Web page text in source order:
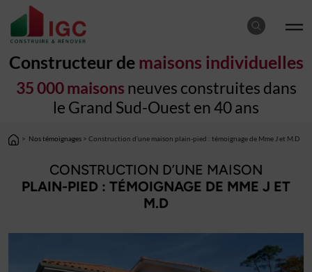
Constructeur de maisons individuelles
35 000 maisons neuves construites dans
le Grand Sud-Ouest en 40 ans
> Nos témoignages > Construction d’une maison plain-pied : témoignage de Mme J et M.D
CONSTRUCTION D’UNE MAISON
PLAIN-PIED : TÉMOIGNAGE DE MME J ET
M.D